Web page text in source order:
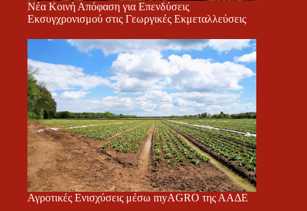
Νέα Κοινή Απόφαση για Επενδύσεις
Εκσυγχρονισμού στις Γεωργικές Εκμεταλλεύσεις
Αγροτικές Ενισχύσεις μέσω myAGRO της ΑΑΔΕ